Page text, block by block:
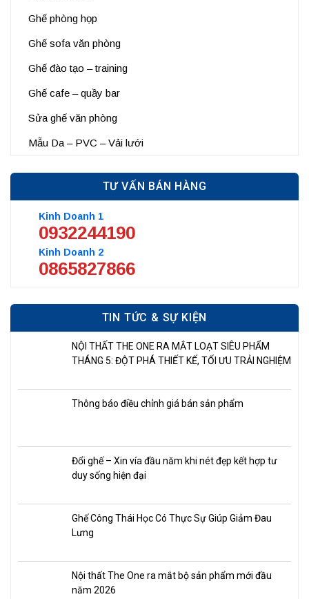
Ghế phòng họp
Ghế sofa văn phòng
Ghế đào tạo – training
Ghế cafe – quầy bar
Sửa ghế văn phòng
Mẫu Da – PVC – Vải lưới
TƯ VẤN BÁN HÀNG
Kinh Doanh 1
0932244190
Kinh Doanh 2
0865827866
TIN TỨC & SỰ KIỆN
NỘI THẤT THE ONE RA MẮT LOẠT SIÊU PHẨM
THÁNG 5: ĐỘT PHÁ THIẾT KẾ, TỐI ƯU TRẢI NGHIỆM
Thông báo điều chỉnh giá bán sản phẩm
Đổi ghế – Xin vía đầu năm khi nét đẹp kết hợp tư
duy sống hiện đại
Ghế Công Thái Học Có Thực Sự Giúp Giảm Đau
Lưng
Nội thất The One ra mắt bộ sản phẩm mới đầu
năm 2026